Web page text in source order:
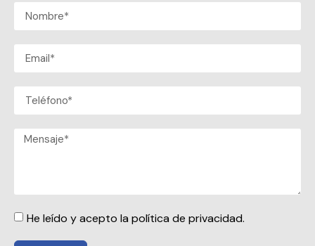
He leído y acepto la política de privacidad.